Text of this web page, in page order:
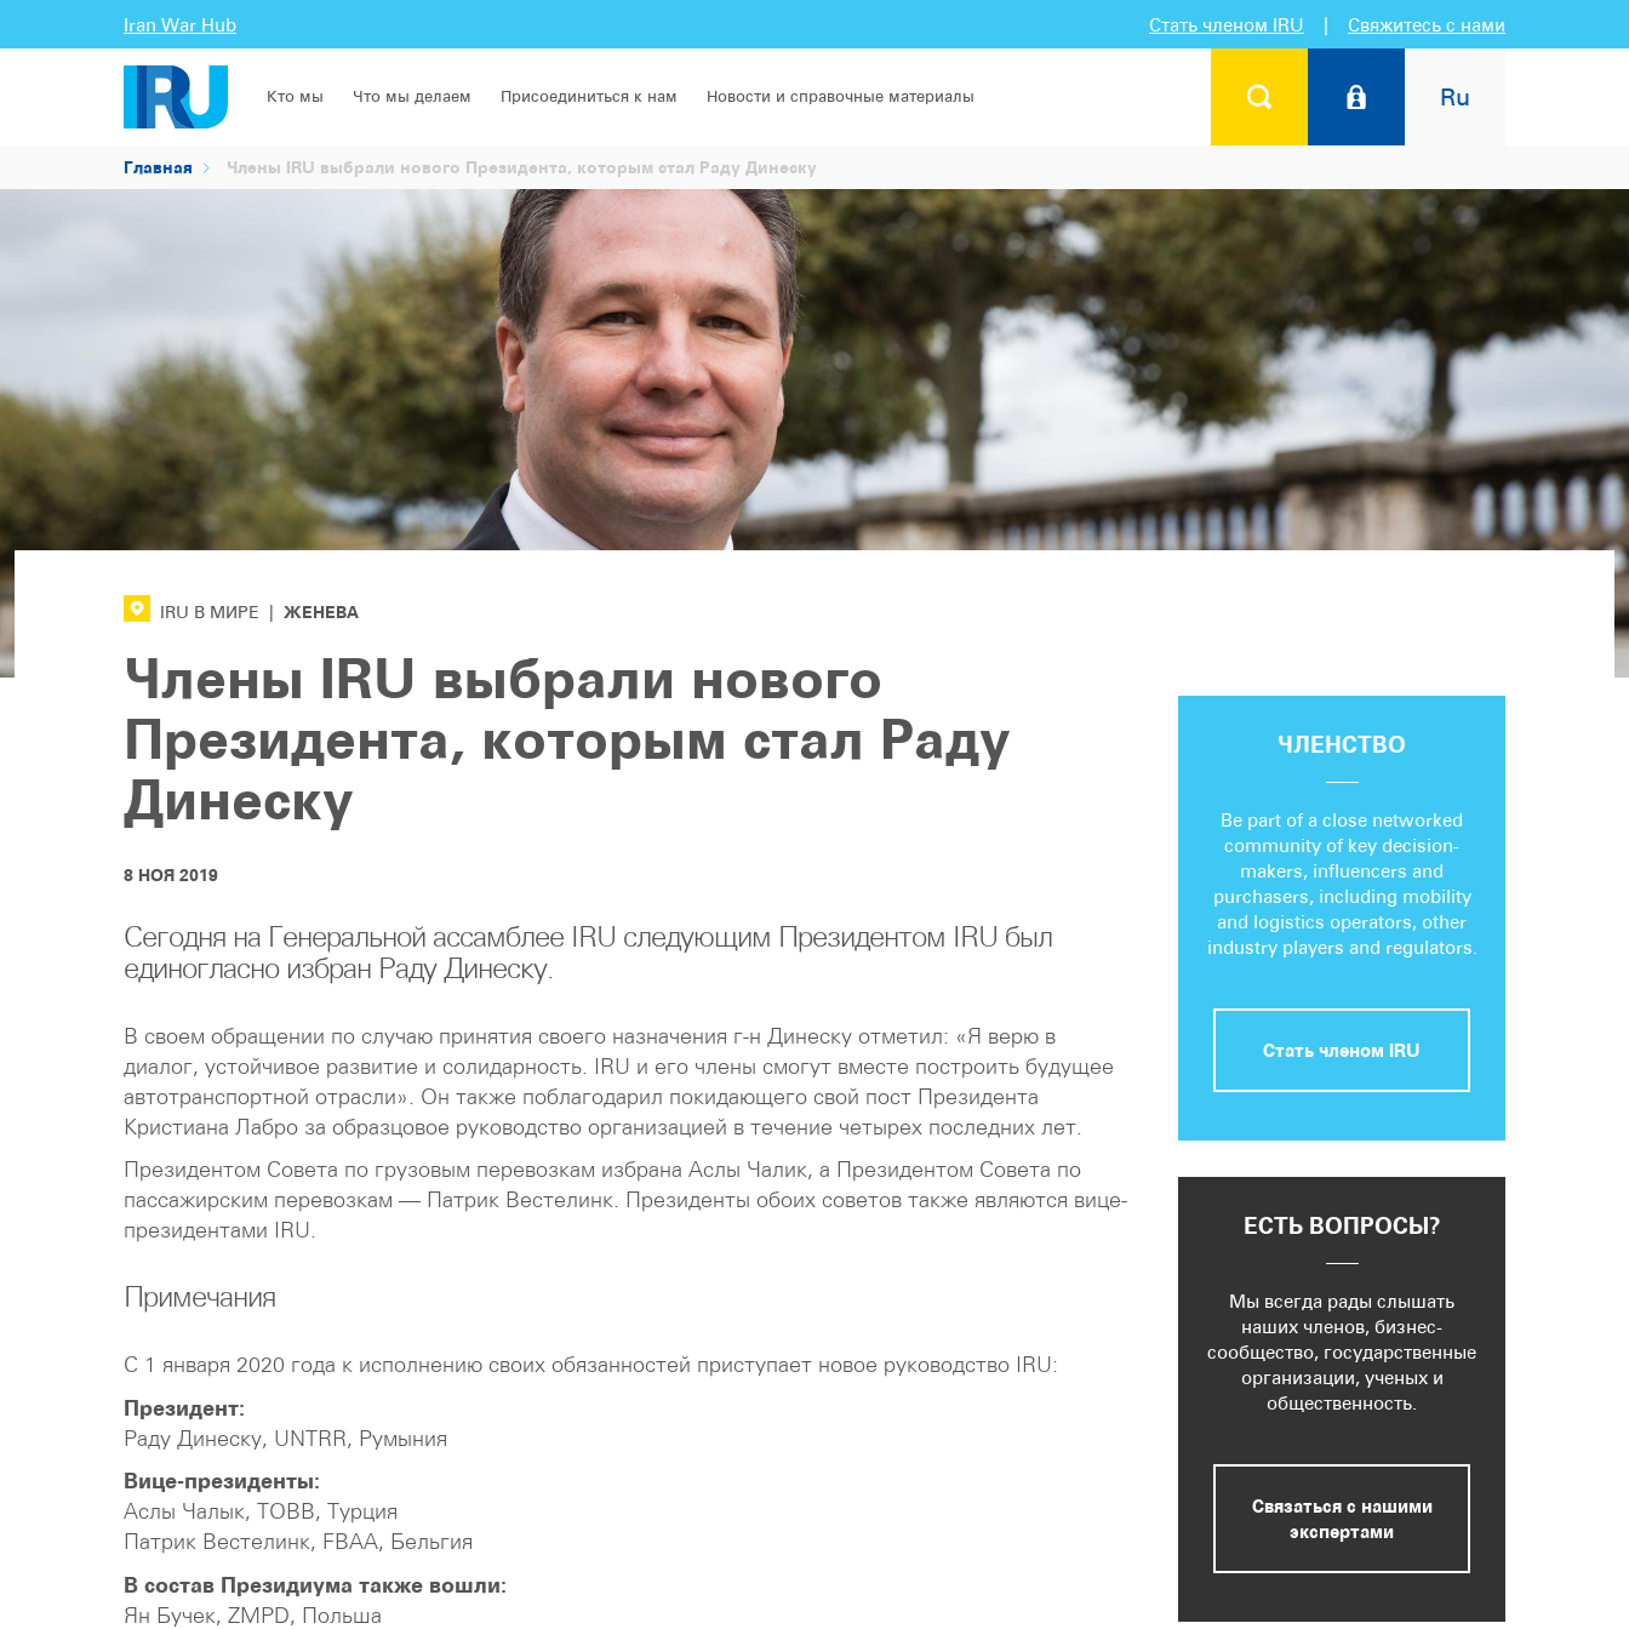
Iran War Hub Стать членом IRU | Свяжитесь с нами
Ru
Кто мы Что мы делаем Присоединиться к нам Новости и справочные материалы
Главная Члены IRU выбрали нового Президента, которым стал Раду Динеску
IRU В МИРЕ ЖЕНЕВА
Члены IRU выбрали нового
Президента, которым стал Раду
Динеску
8 НОЯ 2019
Сегодня на Генеральной ассамблее IRU следующим Президентом IRU был
единогласно избран Раду Динеску.
В своем обращении по случаю принятия своего назначения г-н Динеску отметил: «Я верю в
диалог, устойчивое развитие и солидарность. IRU и его члены смогут вместе построить будущее
автотранспортной отрасли». Он также поблагодарил покидающего свой пост Президента
Кристиана Лабро за образцовое руководство организацией в течение четырех последних лет.
Президентом Совета по грузовым перевозкам избрана Аслы Чалик, а Президентом Совета по
пассажирским перевозкам — Патрик Вестелинк. Президенты обоих советов также являются вице-
президентами IRU.
Примечания
С 1 января 2020 года к исполнению своих обязанностей приступает новое руководство IRU:
Президент:
Раду Динеску, UNTRR, Румыния
Вице-президенты:
Аслы Чалык, TOBB, Турция
Патрик Вестелинк, FBAA, Бельгия
В состав Президиума также вошли:
Ян Бучек, ZMPD, Польша
ЧЛЕНСТВО
Be part of a close networked
community of key decision-
makers, influencers and
purchasers, including mobility
and logistics operators, other
industry players and regulators.
Стать членом IRU
ЕСТЬ ВОПРОСЫ?
Мы всегда рады слышать
наших членов, бизнес-
сообщество, государственные
организации, ученых и
общественность.
Связаться с нашими
экспертами